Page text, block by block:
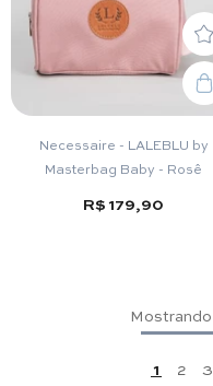
Necessaire - LALEBLU by
Masterbag Baby - Rosê
R$ 179,90
Mostrando
1 2 3